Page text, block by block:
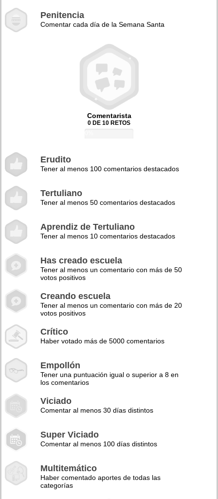
Penitencia
Comentar cada día de la Semana Santa
Comentarista
0 DE 10 RETOS
Erudito
Tener al menos 100 comentarios destacados
Tertuliano
Tener al menos 50 comentarios destacados
Aprendiz de Tertuliano
Tener al menos 10 comentarios destacados
Has creado escuela
Tener al menos un comentario con más de 50
votos positivos
Creando escuela
Tener al menos un comentario con más de 20
votos positivos
Crítico
Haber votado más de 5000 comentarios
Empollón
Tener una puntuación igual o superior a 8 en
los comentarios
Viciado
Comentar al menos 30 días distintos
Super Viciado
Comentar al menos 100 días distintos
Multitemático
Haber comentado aportes de todas las
categorías